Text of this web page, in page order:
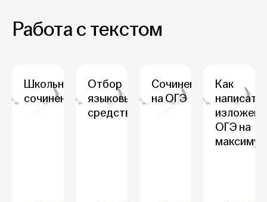
Работа с текстом
Школьные
сочинения
Отбор
языковых
средств
Сочинение
на ОГЭ
Как
написать
ОГЭ на
максимум